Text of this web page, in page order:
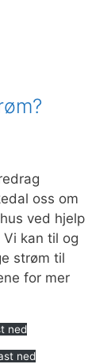
oss om
ved hjelp
kan til og
strøm til
for mer
ned
ned